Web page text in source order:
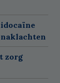
zorg